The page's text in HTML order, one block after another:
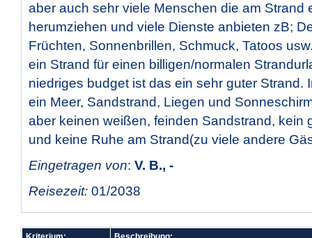
aber auch sehr viele Menschen die am Strand
herumziehen und viele Dienste anbieten zB;
Früchten, Sonnenbrillen, Schmuck, Tatoos
ein Strand für einen billigen/normalen
niedriges budget ist das ein sehr guter Strand.
ein Meer, Sandstrand, Liegen und
aber keinen weißen, feinden Sandstrand, kein
und keine Ruhe am Strand(zu viele andere
Eingetragen von: V. B., -
Reisezeit: 01/2038